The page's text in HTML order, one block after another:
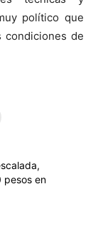
político que
condiciones de
pesos en